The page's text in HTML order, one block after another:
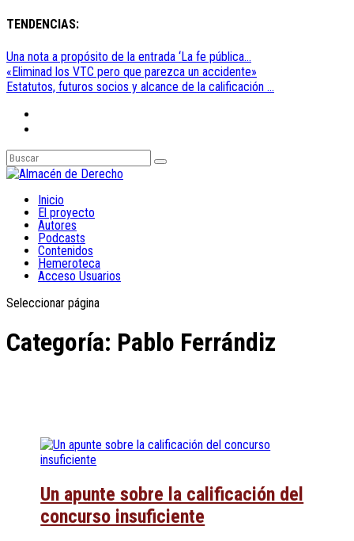
TENDENCIAS:
Una nota a propósito de la entrada ‘La fe pública...
«Eliminad los VTC pero que parezca un accidente»
Estatutos, futuros socios y alcance de la calificación ...
Inicio
El proyecto
Autores
Podcasts
Contenidos
Hemeroteca
Acceso Usuarios
Seleccionar página
Categoría: Pablo Ferrándiz
Un apunte sobre la calificación del
concurso insuficiente